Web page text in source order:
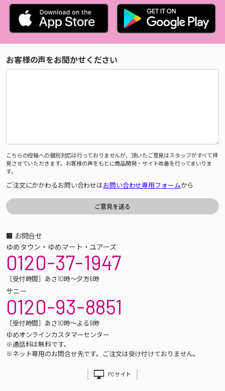
お客様の声をお聞かせください
こちらの投稿への個別対応は行っておりませんが、頂いたご意見はスタッフがすべて拝
見させていただきます。お客様の声をもとに商品開発・サイト改善を行ってまいりま
す。
ご注文にかかわるお問い合わせはお問い合わせ専用フォームから
■ お問合せ
ゆめタウン・ゆめマート・ユアーズ
0120-37-1947
［受付時間］あさ10時～夕方6時
サニー
0120-93-8851
［受付時間］あさ10時～よる9時
ゆめオンラインカスタマーセンター
※通話料は無料です。
※ネット専用のお問合せ先です。ご注文は受け付けておりません。
PCサイト